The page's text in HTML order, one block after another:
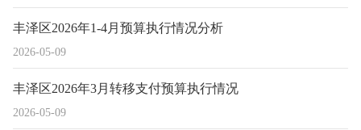
2026-05-09
丰泽区2026年1-4月预算执行情况分析
2026-05-09
丰泽区2026年3月转移支付预算执行情况